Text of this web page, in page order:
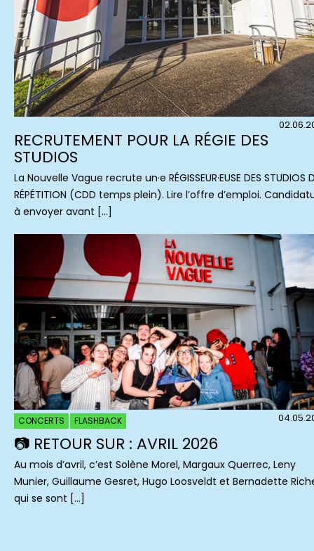
RECRUTEMENT POUR LA RÉGIE DES
STUDIOS
La Nouvelle Vague recrute un·e RÉGISSEUR·EUSE DES STUDIOS
RÉPÉTITION (CDD temps plein). Lire l’offre d’emploi.
à envoyer avant […]
CONCERTS FLASHBACK
📷 RETOUR SUR : AVRIL 2026
Au mois d’avril, c’est Solène Morel, Margaux Querrec, Leny
Munier, Guillaume Gesret, Hugo Loosveldt et Bernadette
qui se sont […]